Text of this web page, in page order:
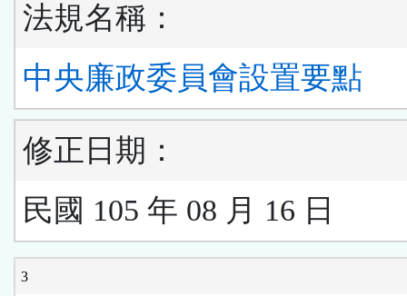
法規名稱：
中央廉政委員會設置要點
修正日期：
民國 105 年 08 月 16 日
3